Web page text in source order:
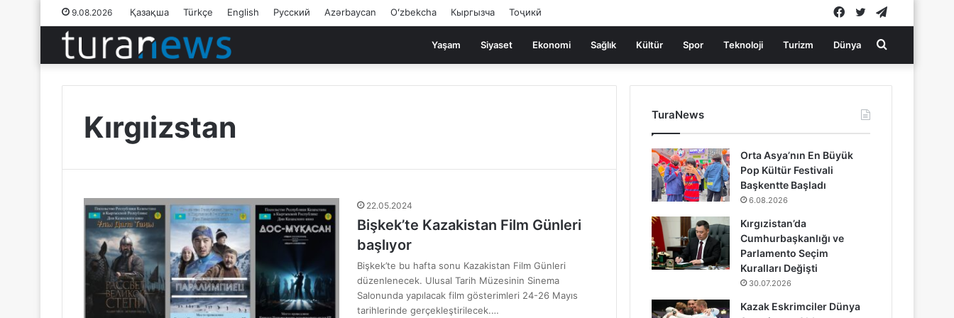
9.08.2026 Қазақша Türkçe English Русский Azərbaycan Oʻzbekcha Кыргызча Тоҷикӣ Twitter
Facebook
Yaşam Siyaset Ekonomi Sağlık Kültür Spor Teknoloji Turizm Dünya Arama
yap
Kırgıizstan
22.05.2024
Bişkek’te Kazakistan Film Günleri
başlıyor
Bişkek’te bu hafta sonu Kazakistan Film Günleri
düzenlenecek. Ulusal Tarih Müzesinin Sinema
Salonunda yapılacak film gösterimleri 24-26 Mayıs
tarihlerinde gerçekleştirilecek.…
TuraNews
Orta Asya’nın En Büyük
Pop Kültür Festivali
Başkentte Başladı
6.08.2026
Kırgızistan’da
Cumhurbaşkanlığı ve
Parlamento Seçim
Kuralları Değişti
30.07.2026
Kazak Eskrimciler Dünya